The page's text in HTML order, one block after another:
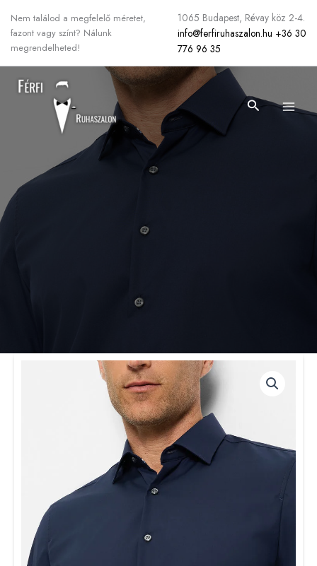
Nem találod a megfelelő méretet,
fazont vagy színt? Nálunk
megrendelheted!
1065 Budapest, Révay köz 2-4.
info@ferfiruhaszalon.hu +36 30
776 96 35
Search